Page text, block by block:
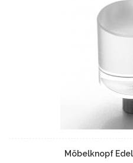
Möbelknopf